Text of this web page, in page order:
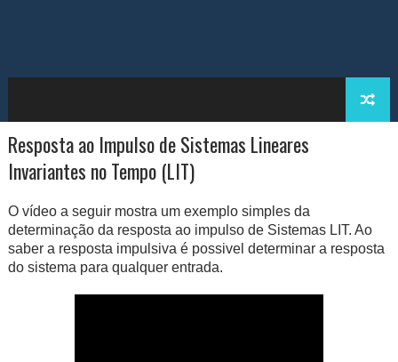
Resposta ao Impulso de Sistemas Lineares
Invariantes no Tempo (LIT)
O vídeo a seguir mostra um exemplo simples da
determinação da resposta ao impulso de Sistemas LIT. Ao
saber a resposta impulsiva é possivel determinar a resposta
do sistema para qualquer entrada.